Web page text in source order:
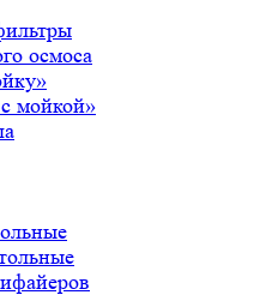
осмоса
мойкой»